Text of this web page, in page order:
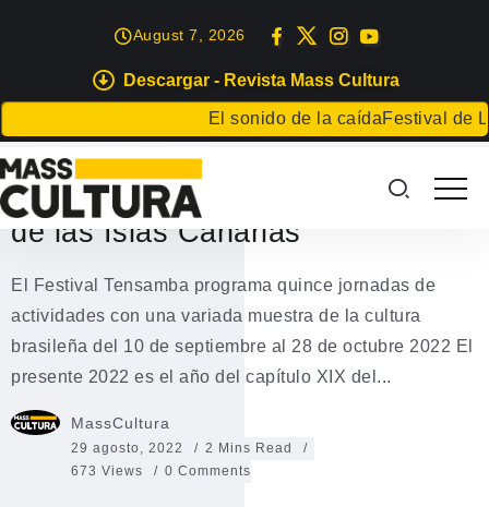
Descargar - Revista Mass Cultura
El sonido de la caídaFestival de
August 7, 2026
ISLAS
Tensamba llega a su XIX edición
con presencia en siete municipios
de las Islas Canarias
El Festival Tensamba programa quince jornadas de
actividades con una variada muestra de la cultura
brasileña del 10 de septiembre al 28 de octubre 2022 El
presente 2022 es el año del capítulo XIX del...
MassCultura
29 agosto, 2022
2 Mins Read
673 Views
0 Comments